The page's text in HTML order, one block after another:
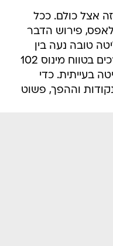
אצל כולם. ככל
פירוש הדבר
טובה נעה בין
מינוס 44 למינוס 77, לעומת ערכים בטווח מינוס 102
קליטה בעייתית. כדי
וההפך, פשוט